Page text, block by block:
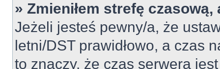
» Zmieniłem strefę
Jeżeli jesteś pewny/a, że
letni/DST prawidłowo, a czas
to znaczy, że czas serwera